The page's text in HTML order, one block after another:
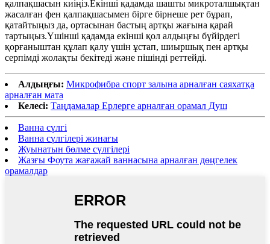
қалпақшасын киіңіз.Екінші қадамда шашты микроталшықтан
жасалған фен қалпақшасымен бірге бірнеше рет бұрап,
қатайтыңыз да, ортасынан бастың артқы жағына қарай
тартыңыз.Үшінші қадамда екінші қол алдыңғы бүйірдегі
қорғаныштан құлап қалу үшін ұстап, шиыршық пен артқы
серпімді жолақты бекітеді және пішінді реттейді.
Алдыңғы: Микрофибра спорт залына арналған саяхатқа
арналған мата
Келесі: Таңдамалар Ерлерге арналған орамал Душ
Ванна сүлгі
Ванна сүлгілері жинағы
Жуынатын бөлме сүлгілері
Жазғы Фоута жағажай ваннасына арналған дөңгелек
орамалдар